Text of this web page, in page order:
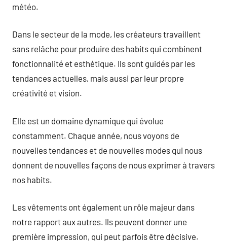
météo.
Dans le secteur de la mode, les créateurs travaillent
sans relâche pour produire des habits qui combinent
fonctionnalité et esthétique. Ils sont guidés par les
tendances actuelles, mais aussi par leur propre
créativité et vision.
Elle est un domaine dynamique qui évolue
constamment. Chaque année, nous voyons de
nouvelles tendances et de nouvelles modes qui nous
donnent de nouvelles façons de nous exprimer à travers
nos habits.
Les vêtements ont également un rôle majeur dans
notre rapport aux autres. Ils peuvent donner une
première impression, qui peut parfois être décisive.